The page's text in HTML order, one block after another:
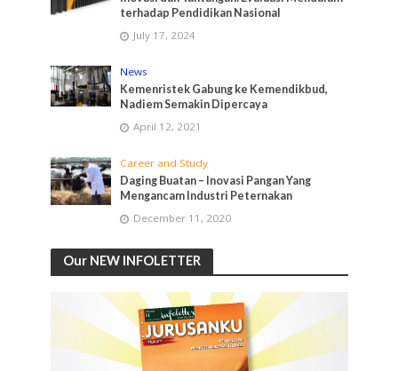
terhadap Pendidikan Nasional
July 17, 2024
News
Kemenristek Gabung ke Kemendikbud,
Nadiem Semakin Dipercaya
April 12, 2021
Career and Study
Daging Buatan – Inovasi Pangan Yang
Mengancam Industri Peternakan
December 11, 2020
Our NEW INFOLETTER